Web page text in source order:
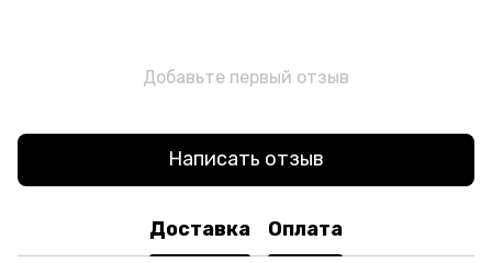
Добавьте первый отзыв
Написать отзыв
Доставка Оплата